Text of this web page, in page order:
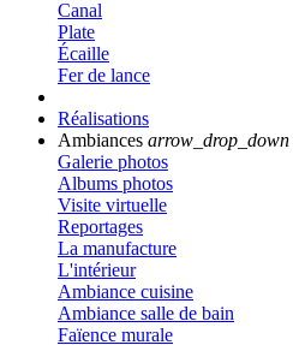
Canal
Plate
Écaille
Fer de lance
Réalisations
Ambiances arrow_drop_down
Galerie photos
Albums photos
Visite virtuelle
Reportages
La manufacture
L'intérieur
Ambiance cuisine
Ambiance salle de bain
Faïence murale